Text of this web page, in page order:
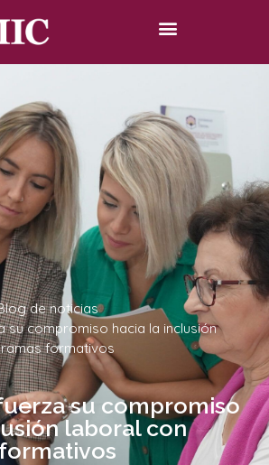
de herramientas
de noticias
su compromiso hacia la inclusión
formativos
su compromiso
laboral con